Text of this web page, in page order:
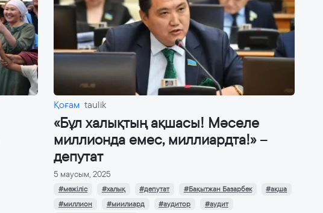
Қоғам taulik
«Бұл халықтың ақшасы! Мәселе
миллионда емес, миллиардта!» –
депутат
5 маусым, 2025
#мәжіліс #халық #депутат #Бақытжан Базарбек
#ақша
#миллион
#миилиард #аудитор
#аудит